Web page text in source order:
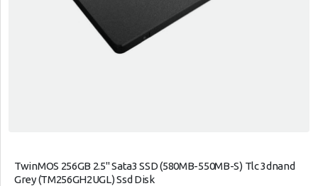
TwinMOS 256GB 2.5" Sata3 SSD (580MB-550MB-S) Tlc 3dnand
Grey (TM256GH2UGL) Ssd Disk